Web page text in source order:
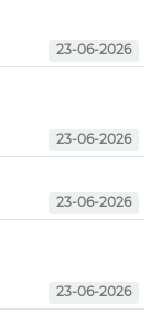
23-06-2026
23-06-2026
23-06-2026
23-06-2026